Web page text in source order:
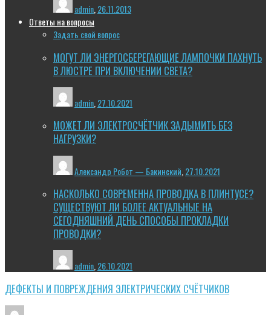
admin 26.11.2013
Ответы на вопросы
Задать свой вопрос
МОГУТ ЛИ ЭНЕРГОСБЕРЕГАЮЩИЕ ЛАМПОЧКИ ПАХНУТЬ
В ЛЮСТРЕ ПРИ ВКЛЮЧЕНИИ СВЕТА?
admin 27.10.2021
МОЖЕТ ЛИ ЭЛЕКТРОСЧЁТЧИК ЗАДЫМИТЬ БЕЗ
НАГРУЗКИ?
Александр Робот — Бакинский 27.10.2021
НАСКОЛЬКО СОВРЕМЕННА ПРОВОДКА В ПЛИНТУСЕ?
СУЩЕСТВУЮТ ЛИ БОЛЕЕ АКТУАЛЬНЫЕ НА
СЕГОДНЯШНИЙ ДЕНЬ СПОСОБЫ ПРОКЛАДКИ
ПРОВОДКИ?
admin,26.10.2021
ДЕФЕКТЫ И ПОВРЕЖДЕНИЯ ЭЛЕКТРИЧЕСКИХ СЧЁТЧИКОВ